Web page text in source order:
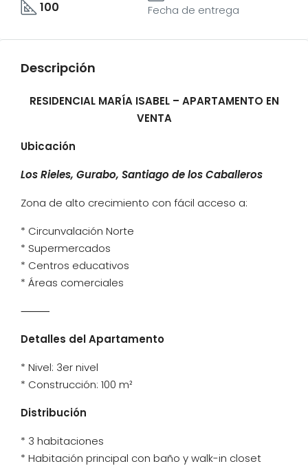
100 Fecha de entrega
Descripción
RESIDENCIAL MARÍA ISABEL – APARTAMENTO EN
VENTA
Ubicación
Los Rieles, Gurabo, Santiago de los Caballeros
Zona de alto crecimiento con fácil acceso a:
* Circunvalación Norte
* Supermercados
* Centros educativos
* Áreas comerciales
⸻
Detalles del Apartamento
* Nivel: 3er nivel
* Construcción: 100 m²
Distribución
* 3 habitaciones
* Habitación principal con baño y walk-in closet